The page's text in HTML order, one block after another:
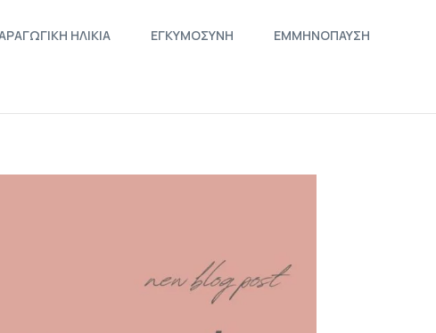
ΗΛΙΚΙΑ ΕΓΚΥΜΟΣΥΝΗ ΕΜΜΗΝΟΠΑΥΣΗ